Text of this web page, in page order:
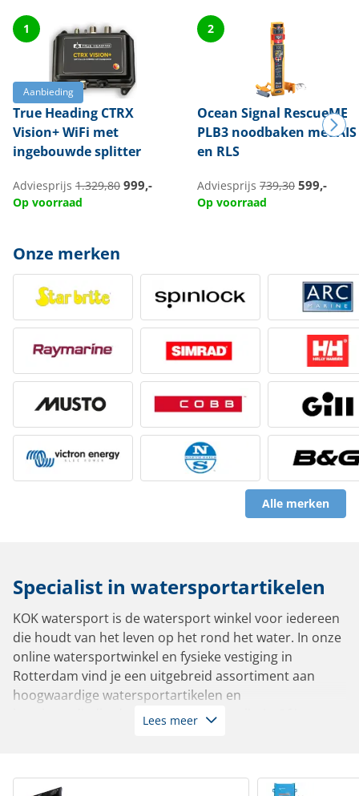
Aanbieding
True Heading CTRX
Vision+ WiFi met
ingebouwde splitter
Adviesprijs 1.329,80 999,-
Op voorraad
Ocean Signal RescueME
PLB3 noodbaken met AIS
en RLS
Adviesprijs 739,30 599,-
Op voorraad
Onze merken
Alle merken
Specialist in watersportartikelen
KOK watersport is de watersport winkel voor iedereen
die houdt van het leven op het rond het water. In onze
online watersportwinkel en fysieke vestiging in
Rotterdam vind je een uitgebreid assortiment aan
hoogwaardige watersportartikelen en
bootbenodigdheden van de beste kwaliteit. Of je nu
Met meer dan 10.000 artikelen op voorraad leverbaar
Lees meer